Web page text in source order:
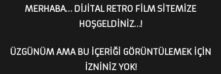
MERHABA… DİJİTAL RETRO FİLM SİTEMİZE
HOŞGELDİNİZ…!
ÜZGÜNÜM AMA BU İÇERİĞİ GÖRÜNTÜLEMEK İÇİN
İZNİNİZ YOK!